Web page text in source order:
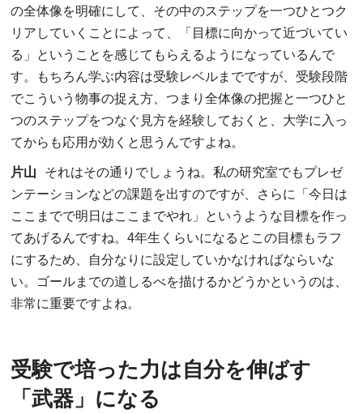
の全体像を明確にして、その中のステップを一つひとつク
リアしていくことによって、「目標に向かって近づいてい
る」ということを感じてもらえるようになっているんで
す。もちろん学ぶ内容は受験レベルまでですが、受験段階
でこういう物事の捉え方、つまり全体像の把握と一つひと
つのステップをつなぐ見方を経験しておくと、大学に入っ
てからも応用が効くと思うんですよね。
片山
それはその通りでしょうね。私の研究室でもプレゼ
ンテーションなどの課題を出すのですが、さらに「今日は
ここまでで明日はここまでやれ」というような目標を作っ
てあげるんですね。4年生くらいになるとこの目標もラフ
にするため、自分なりに設定していかなければならいな
い。ゴールまでの道しるべを描けるかどうかというのは、
非常に重要ですよね。
受験で培った力は自分を伸ばす
「武器」になる